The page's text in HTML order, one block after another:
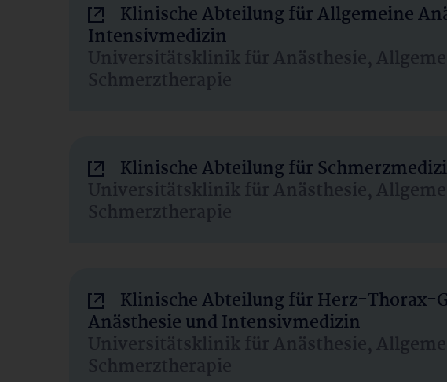
Klinische Abteilung für Allgemeine
Intensivmedizin
Universitätsklinik für Anästhesie,
Schmerztherapie
Klinische Abteilung für
Universitätsklinik für Anästhesie,
Schmerztherapie
Klinische Abteilung für Herz-Thorax-
Anästhesie und Intensivmedizin
Universitätsklinik für Anästhesie,
Schmerztherapie